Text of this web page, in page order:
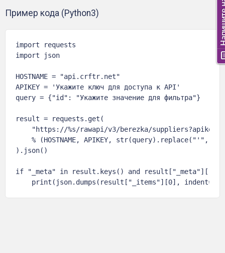
Пример кода (Python3)
import requests
import json
HOSTNAME = "api.crftr.net"
APIKEY = 'Укажите ключ для доступа к API'
query = {"id": "Укажите значение для фильтра"}
result = requests.get(
"https://%s/rawapi/v3/berezka/
% (HOSTNAME, APIKEY, str(query).replace("'",
).json()
if "_meta" in result.keys() and
print(json.dumps(result["_items"][0], indent=4,